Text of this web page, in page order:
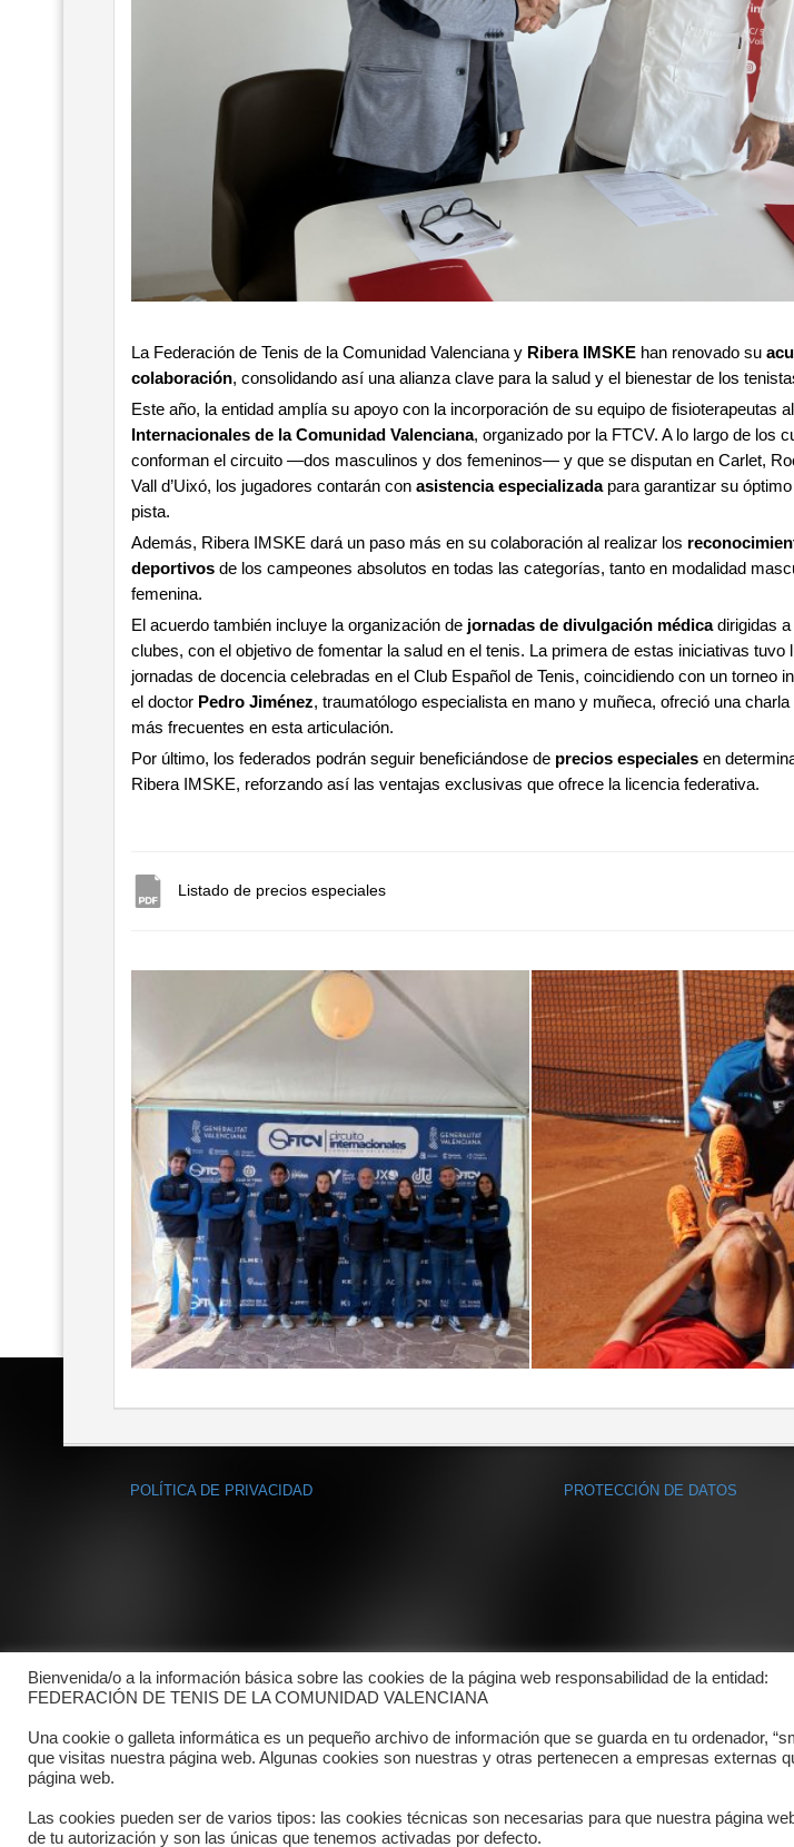
La Federación de Tenis de la Comunidad Valenciana y Ribera IMSKE han renovado su
colaboración, consolidando así una alianza clave para la salud y el bienestar de los
Este año, la entidad amplía su apoyo con la incorporación de su equipo de fisioterapeutas al
Internacionales de la Comunidad Valenciana, organizado por la FTCV. A lo largo de los
conforman el circuito —dos masculinos y dos femeninos— y que se disputan en Carlet,
Vall d’Uixó, los jugadores contarán con asistencia especializadapara garantizar su
pista.
Además, Ribera IMSKE dará un paso más en su colaboración al realizar los
deportivos de los campeones absolutos en todas las categorías, tanto en modalidad
femenina.
El acuerdo también incluye la organización de jornadas de divulgación médicadirigidas a
clubes, con el objetivo de fomentar la salud en el tenis. La primera de estas iniciativas tuvo
jornadas de docencia celebradas en el Club Español de Tenis, coincidiendo con un torneo
el doctor Pedro Jiménez, traumatólogo especialista en mano y muñeca, ofreció una
más frecuentes en esta articulación.
Por último, los federados podrán seguir beneficiándose de precios especiales en
Ribera IMSKE, reforzando así las ventajas exclusivas que ofrece la licencia federativa.
Listado de precios especiales
POLÍTICA DE PRIVACIDAD PROTECCIÓN DE DATOS
Bienvenida/o a la información básica sobre las cookies de la página web responsabilidad de la entidad:
FEDERACIÓN DE TENIS DE LA COMUNIDAD VALENCIANA
Una cookie o galleta informática es un pequeño archivo de información que se guarda en tu ordenador,
que visitas nuestra página web. Algunas cookies son nuestras y otras pertenecen a empresas externas
página web.
Las cookies pueden ser de varios tipos: las cookies técnicas son necesarias para que nuestra página
de tu autorización y son las únicas que tenemos activadas por defecto.